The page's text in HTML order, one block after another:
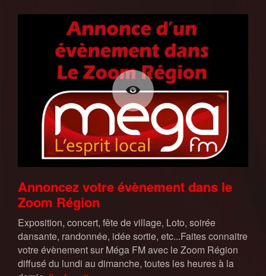
Annoncez votre évènement dans le
Zoom Région
Exposition, concert, fête de village, Loto, soirée
dansante, randonnée, idée sortie, etc...Faites connaitre
votre évènement sur Méga FM avec le Zoom Région
diffusé du lundi au dimanche, toutes les heures à la